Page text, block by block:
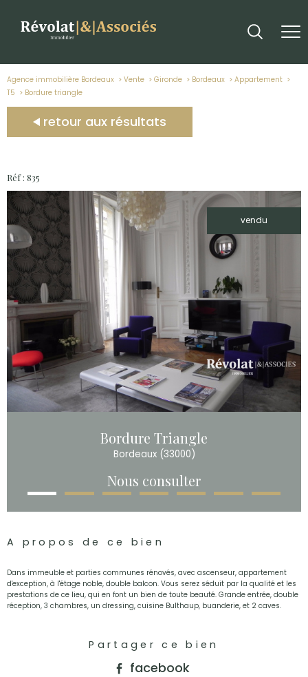
Agence immobilière Bordeaux Vente Gironde Bordeaux
Appartement
T5
bordure triangle
retour aux résultats
Réf : 835
vendu
Bordure Triangle
Bordeaux (33000)
Nous consulter
A propos de ce bien
Dans immeuble et parties communes rénovés, avec ascenseur, appartement
d'exception, à l'étage noble, double balcon. Vous serez séduit par la qualité et les
prestations de ce lieu, qui en font un bien de toute beauté. Grande entrée, double
réception, 3 chambres, un dressing, cuisine Bulthaup, buanderie, et 2 caves.
Partager ce bien
facebook